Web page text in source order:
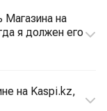
Магазина на
я должен его
на Kaspi.kz,